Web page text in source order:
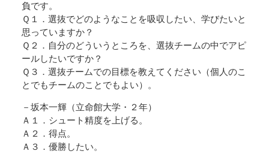
負です。
Ｑ１．選抜でどのようなことを吸収したい、学びたいと
思っていますか？
Ｑ２．自分のどういうところを、選抜チームの中でアピ
ールしたいですか？
Ｑ３．選抜チームでの目標を教えてください（個人のこ
とでもチームのことでもよい）。
－坂本一輝（立命館大学・２年）
Ａ１．シュート精度を上げる。
Ａ２．得点。
Ａ３．優勝したい。